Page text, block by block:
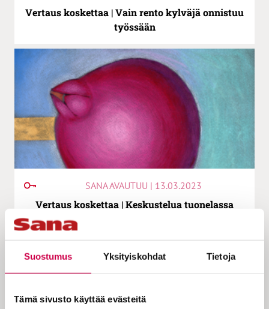
Suostumus Yksityiskohdat Tietoja
Tämä sivusto käyttää evästeitä
Vertaus koskettaa | Vain rento kylväjä onnistuu
työssään
SANA AVAUTUU | 13.03.2023
Vertaus koskettaa | Keskustelua tuonelassa